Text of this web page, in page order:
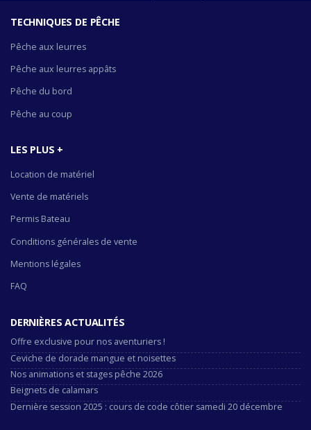
TECHNIQUES DE PÊCHE
Pêche aux leurres
Pêche aux leurres appâts
Pêche du bord
Pêche au coup
LES PLUS +
Location de matériel
Vente de matériels
Permis Bateau
Conditions générales de vente
Mentions légales
FAQ
DERNIÈRES ACTUALITÉS
Offre exclusive pour nos aventuriers !
Ceviche de dorade mangue et noisettes
Nos animations et stages pêche 2026
Beignets de calamars
Dernière session 2025 : cours de code côtier samedi 20 décembre